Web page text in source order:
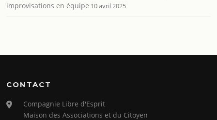
improvisations en équipe 10 avril 2025
CONTACT
Compagnie Libre d'Esprit
Maison des Associations et du Citoyen